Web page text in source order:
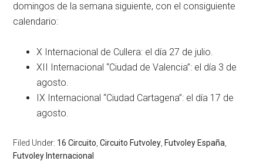
domingos de la semana siguiente, con el consiguiente
calendario:
X Internacional de Cullera: el día 27 de julio.
XII Internacional “Ciudad de Valencia”: el día 3 de
agosto.
IX Internacional “Ciudad Cartagena”: el día 17 de
agosto.
Filed Under: 16 Circuito ,Circuito Futvoley Futvoley España
Futvoley Internacional